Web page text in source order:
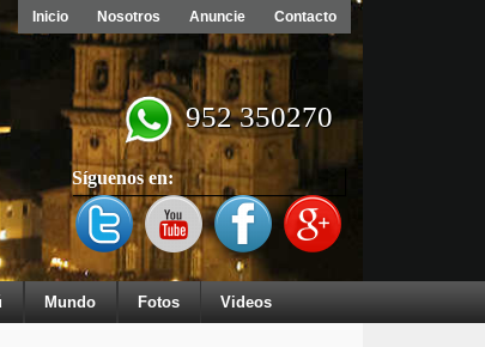
Inicio Nosotros Anuncie Contacto
952 350270
Síguenos en:
Mundo Fotos Videos